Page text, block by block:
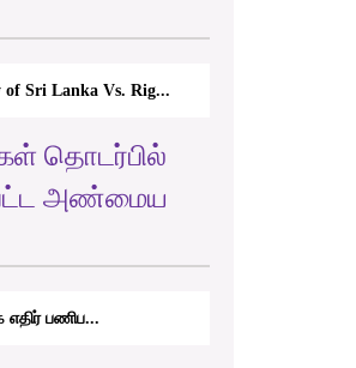
of Sri Lanka Vs. Rig...
தொடர்பில்
அண்மைய
எதிர் பணிப...